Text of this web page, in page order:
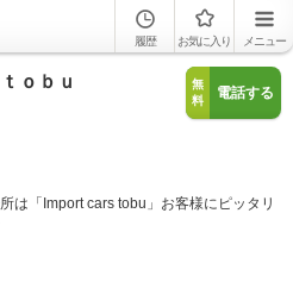
履歴 お気に入り メニュー
ｏｂｕ
無
料
電話する
は「Import cars tobu」お客様にピッタリ